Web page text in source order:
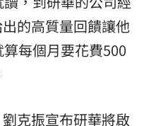
的高質量回饋讓他
每個月要花費500
克振宣布研華將啟